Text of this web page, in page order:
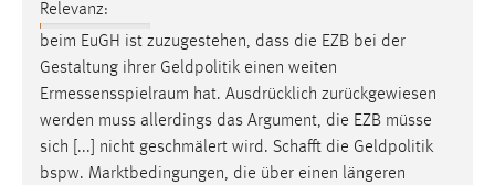
Relevanz:
beim EuGH ist zuzugestehen, dass die EZB bei der
Gestaltung ihrer Geldpolitik einen weiten
Ermessensspielraum hat. Ausdrücklich zurückgewiesen
werden muss allerdings das Argument, die EZB müsse
sich [...] nicht geschmälert wird. Schafft die Geldpolitik
bspw. Marktbedingungen, die über einen längeren